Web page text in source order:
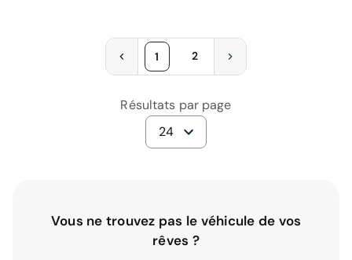
1 2
Résultats par page
24
Vous ne trouvez pas le véhicule de vos
rêves ?